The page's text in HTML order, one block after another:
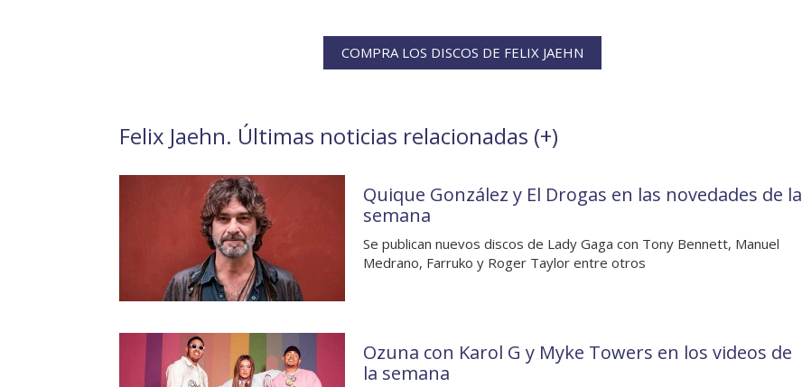
COMPRA LOS DISCOS DE FELIX JAEHN
Felix Jaehn. Últimas noticias relacionadas (+)
Quique González y El Drogas en las novedades de la
semana
Se publican nuevos discos de Lady Gaga con Tony Bennett, Manuel
Medrano, Farruko y Roger Taylor entre otros
Ozuna con Karol G y Myke Towers en los videos de
la semana